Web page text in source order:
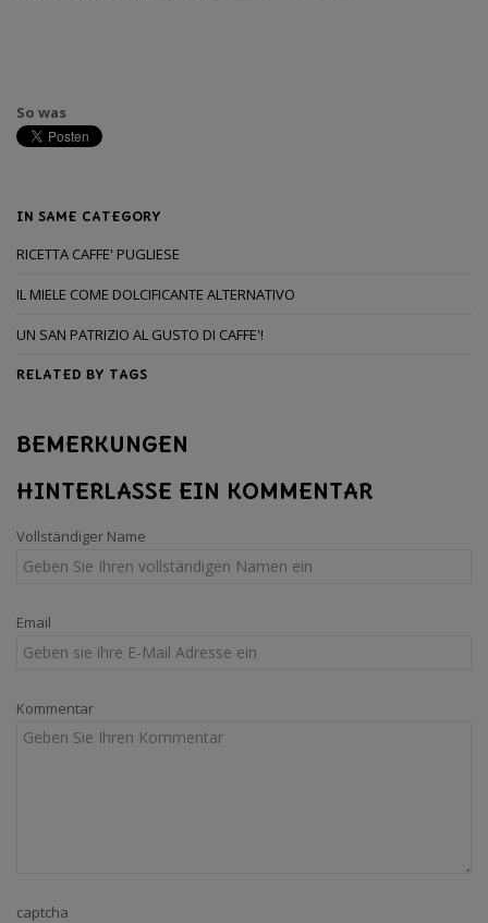
So was
IN SAME CATEGORY
RICETTA CAFFE' PUGLIESE
IL MIELE COME DOLCIFICANTE ALTERNATIVO
UN SAN PATRIZIO AL GUSTO DI CAFFE'!
RELATED BY TAGS
BEMERKUNGEN
HINTERLASSE EIN KOMMENTAR
Vollständiger Name
Email
Kommentar
captcha